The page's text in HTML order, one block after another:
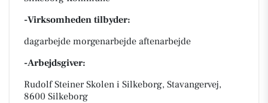
-Virksomheden tilbyder:
dagarbejde morgenarbejde aftenarbejde
-Arbejdsgiver:
Rudolf Steiner Skolen i Silkeborg, Stavangervej,
8600 Silkeborg